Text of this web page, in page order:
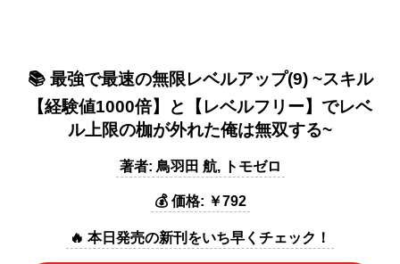
📚 最強で最速の無限レベルアップ(9) ~スキル
【経験値1000倍】と【レベルフリー】でレベ
ル上限の枷が外れた俺は無双する~
著者: 鳥羽田 航, トモゼロ
💰 価格: ￥792
🔥 本日発売の新刊をいち早くチェック！